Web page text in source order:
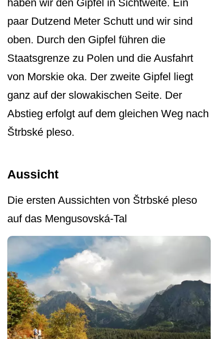
haben wir den Gipfel in Sichtweite. Ein
paar Dutzend Meter Schutt und wir sind
oben. Durch den Gipfel führen die
Staatsgrenze zu Polen und die Ausfahrt
von Morskie oka. Der zweite Gipfel liegt
ganz auf der slowakischen Seite. Der
Abstieg erfolgt auf dem gleichen Weg nach
Štrbské pleso.
Aussicht
Die ersten Aussichten von Štrbské pleso
auf das Mengusovská-Tal